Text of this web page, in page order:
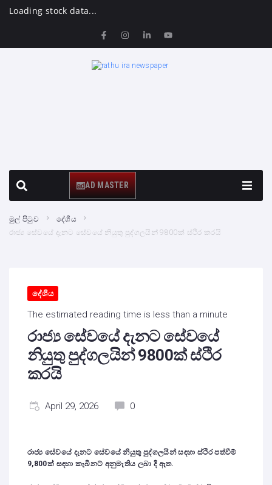
Loading stock data...
AD MASTER
මුල් පිටුව
දේශීය
රාජ්‍ය සේවයේ දැනට සේවයේ නියුතු පුද්ගලයින් 9800ක් ස්ථිර කරයි
දේශීය
The estimated reading time is less than a minute
රාජ්‍ය සේවයේ දැනට සේවයේ
නියුතු පුද්ගලයින් 9800ක් ස්ථිර
කරයි
April 29, 2026 0
රාජ්‍ය සේවයේ දැනට සේවයේ නියුතු පුද්ගලයින් සඳහා ස්ථිර පත්වීම්
9,800ක් සඳහා කැබිනට් අනුමැතිය ලබා දී ඇත.